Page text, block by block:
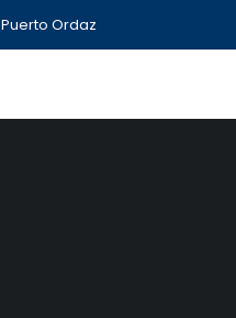
Puerto Ordaz